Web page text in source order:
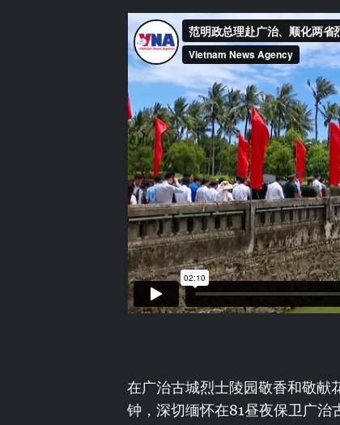
在广治古城烈士陵园敬香和敬献
钟，深切缅怀在81昼夜保卫广治